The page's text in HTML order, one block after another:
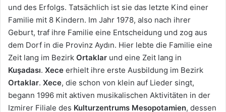
und des Erfolgs. Tatsächlich ist sie das letzte Kind einer
Familie mit 8 Kindern. Im Jahr 1978, also nach ihrer
Geburt, traf ihre Familie eine Entscheidung und zog aus
dem Dorf in die Provinz Aydın. Hier lebte die Familie eine
Zeit lang im Bezirk Ortaklar und eine Zeit lang in
Kuşadası. Xece erhielt ihre erste Ausbildung im Bezirk
Ortaklar. Xece, die schon von klein auf Lieder singt,
begann 1996 mit aktiven musikalischen Aktivitäten in der
Izmirer Filiale des Kulturzentrums Mesopotamien, dessen